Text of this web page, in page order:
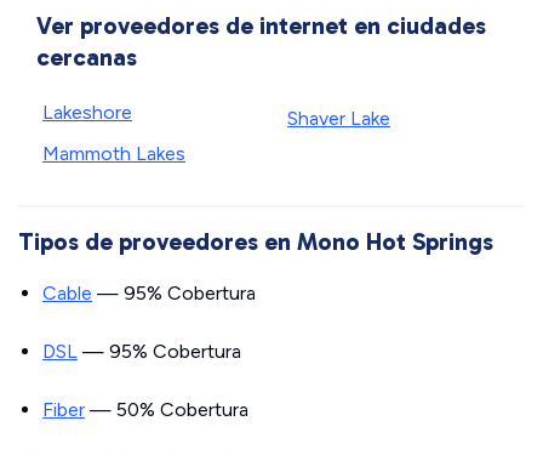
Ver proveedores de internet en ciudades
cercanas
Lakeshore
Mammoth Lakes
Shaver Lake
Tipos de proveedores en Mono Hot Springs
Cable — 95% Cobertura
DSL — 95% Cobertura
Fiber — 50% Cobertura